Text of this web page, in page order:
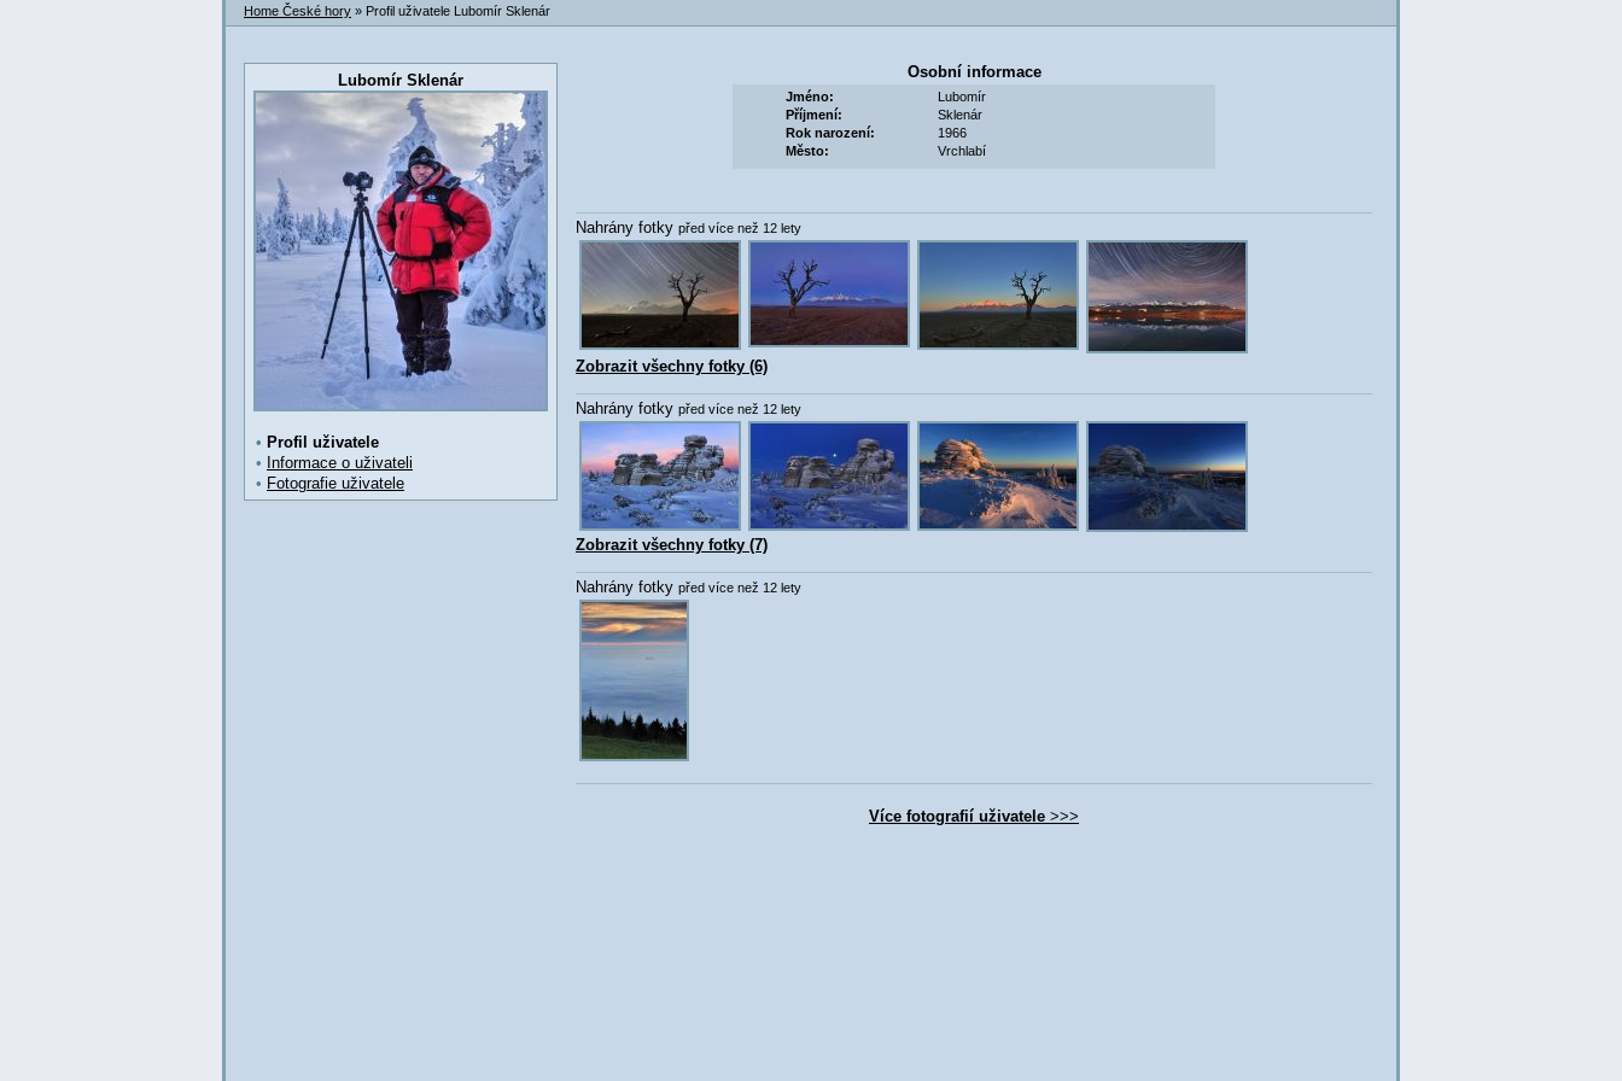
Home České hory » Profil uživatele Lubomír Sklenár
Lubomír Sklenár
• Profil uživatele
• Informace o uživateli
• Fotografie uživatele
Osobní informace
Jméno:
Lubomír
Příjmení:
Sklenár
Rok narození:
1966
Město:
Vrchlabí
Nahrány fotky před více než 12 lety
Zobrazit všechny fotky (6)
Nahrány fotky před více než 12 lety
Zobrazit všechny fotky (7)
Nahrány fotky před více než 12 lety
Více fotografií uživatele >>>